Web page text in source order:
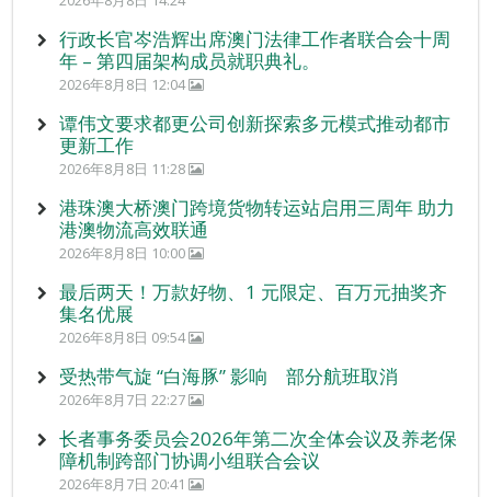
行政长官岑浩辉出席澳门法律工作者联合会十周
年 – 第四届架构成员就职典礼。
2026年8月8日 12:04
谭伟文要求都更公司创新探索多元模式推动都市
更新工作
2026年8月8日 11:28
港珠澳大桥澳门跨境货物转运站启用三周年 助力
港澳物流高效联通
2026年8月8日 10:00
最后两天！万款好物、1 元限定、百万元抽奖齐
集名优展
2026年8月8日 09:54
受热带气旋 “白海豚” 影响 部分航班取消
2026年8月7日 22:27
长者事务委员会2026年第二次全体会议及养老保
障机制跨部门协调小组联合会议
2026年8月7日 20:41